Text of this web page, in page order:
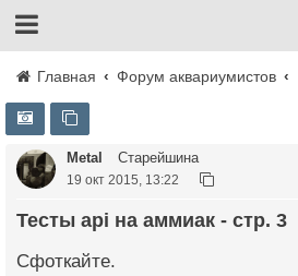
Главная Форум аквариумистов
Metal Старейшина
19 окт 2015, 13:22
Тесты api на аммиак - стр. 3
Сфоткайте.